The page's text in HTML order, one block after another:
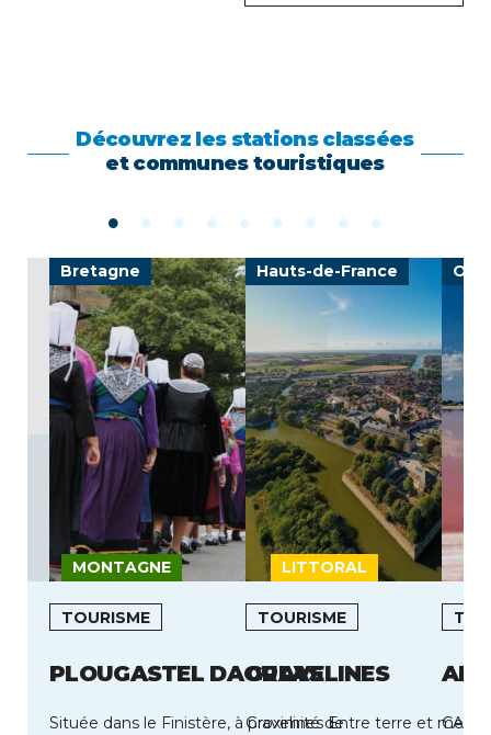
Découvrez les stations classées
et communes touristiques
MONTAGNE
Bretagne
LITTORAL
TOURISME
PLOUGASTEL DAOULAS
Située dans le Finistère, à proximité de
Hauts-de-France
TOURISME
GRAVELINES
Gravelines Entre terre et mer,
CAP